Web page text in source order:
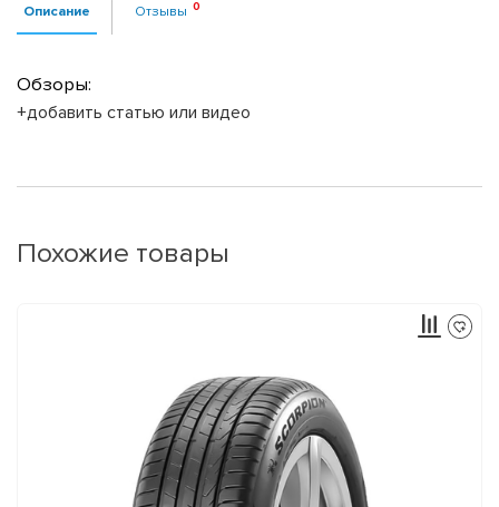
Описание Отзывы
Обзоры:
+добавить статью или видео
Похожие товары